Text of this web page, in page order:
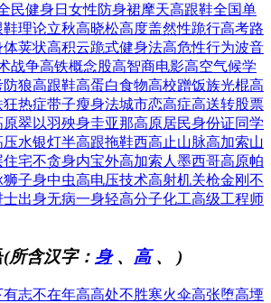
民健身日 女性防身裙摩天高跟鞋全国单
鞋理论立秋高晓松高度盖然性跪行高考路
体荚状高积云跪式健身法高危性行为波音
战争高铁概念股高智商电影高空气候学
防狼高跟鞋高蛋白食物高校蹭饭族光棍高
狂热症带子瘦身法城市恋高症高送转股票
原翠以羽殃身圭亚那高原居民身份证同学
压水银灯半高跟拖鞋西高止山脉高加索山
住宅不贪身内宝外高加索人 墨西哥高原帕
狮子身中虫高电压技术高射机关枪金刚不
士出身无病一身轻高分子化工高级工程师
(所含汉字： 身、 高、 )
有志不在年高高处不胜寒火伞高张堕高堙